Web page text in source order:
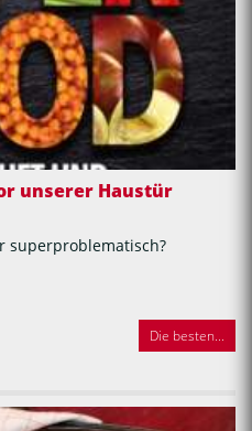
unserer Haustür
superproblematisch?
Die besten...